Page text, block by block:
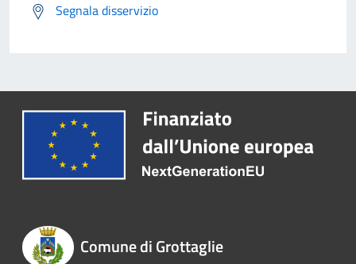
Segnala disservizio
Comune di Grottaglie